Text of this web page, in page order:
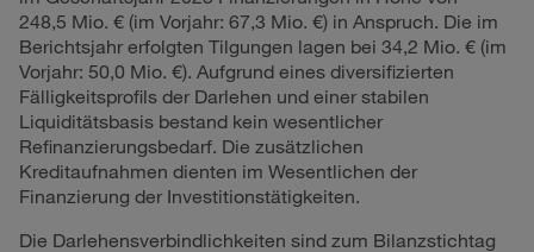
248,5 Mio. € (im Vorjahr: 67,3 Mio. €) in Anspruch. Die im
Berichtsjahr erfolgten Tilgungen lagen bei 34,2 Mio. € (im
Vorjahr: 50,0 Mio. €). Aufgrund eines diversifizierten
Fälligkeitsprofils der Darlehen und einer stabilen
Liquiditätsbasis bestand kein wesentlicher
Refinanzierungsbedarf. Die zusätzlichen
Kreditaufnahmen dienten im Wesentlichen der
Finanzierung der Investitionstätigkeiten.
Die Darlehensverbindlichkeiten sind zum Bilanzstichtag